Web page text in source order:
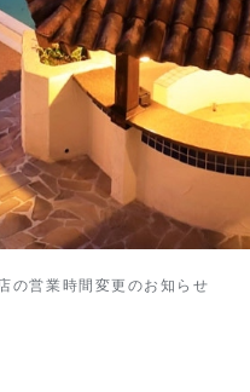
の営業時間変更のお知らせ